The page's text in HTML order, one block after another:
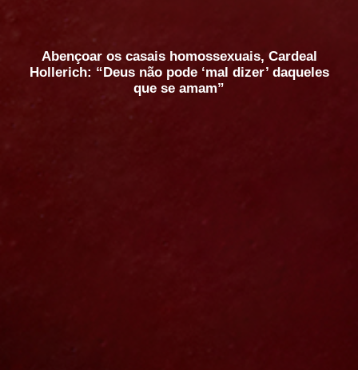
Abençoar os casais homossexuais, Cardeal
Hollerich: “Deus não pode ‘mal dizer’ daqueles
que se amam”